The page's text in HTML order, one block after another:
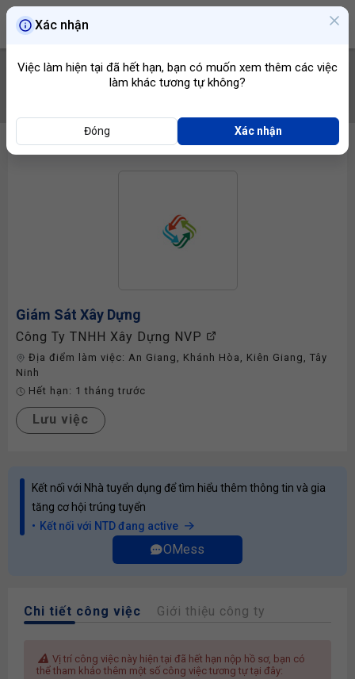
Giám Sát Xây Dựng
Công Ty TNHH Xây Dựng NVP
Địa điểm làm việc: An Giang , Khánh Hòa , Kiên Giang , Tây
Ninh
Hết hạn: 1 tháng trước
Lưu việc
Kết nối với Nhà tuyển dụng để tìm hiểu thêm thông tin và gia
tăng cơ hội trúng tuyển
Kết nối với NTD đang active
OMess
Chi tiết công việc Giới thiệu công ty
Vị trí công việc này hiện tại đã hết hạn nộp hồ sơ, bạn có
thể tham khảo thêm một số công việc tương tự tại đây:
Xác nhận
Việc làm hiện tại đã hết hạn, bạn có muốn xem thêm các việc
làm khác tương tự không?
Đóng Xác nhận